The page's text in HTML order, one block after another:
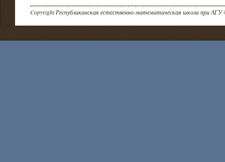
Copyright Республиканская естественно-математическая школа при АГУ